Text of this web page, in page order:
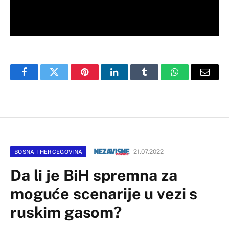
FacebookTwitter PinterestLinkedInTumblr WhatsAppEmail
BOSNA I HERCEGOVINA 21.07.2022
Da li je BiH spremna za
moguće scenarije u vezi s
ruskim gasom?